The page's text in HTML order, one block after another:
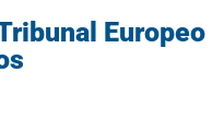
Europeo